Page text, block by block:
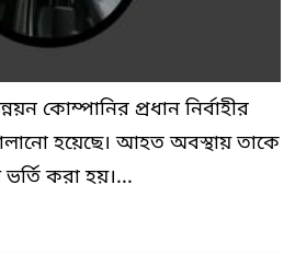
কোম্পানির প্রধান নির্বাহীর
হয়েছে। আহত অবস্থায় তাকে
করা হয়।...